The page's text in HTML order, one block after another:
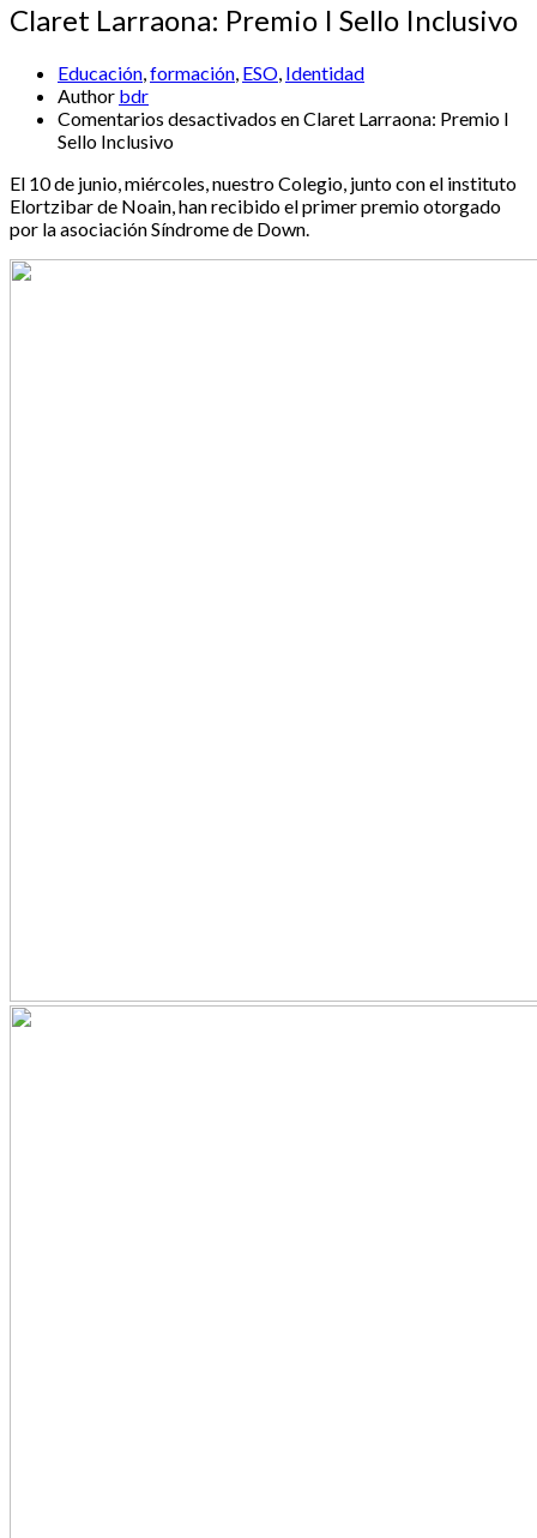
Claret Larraona: Premio I Sello Inclusivo
Educación formación ESO Identidad
Author bdr
Comentarios desactivados en Claret Larraona: Premio I
Sello Inclusivo
El 10 de junio, miércoles, nuestro Colegio, junto con el instituto
Elortzibar de Noain, han recibido el primer premio otorgado
por la asociación Síndrome de Down.